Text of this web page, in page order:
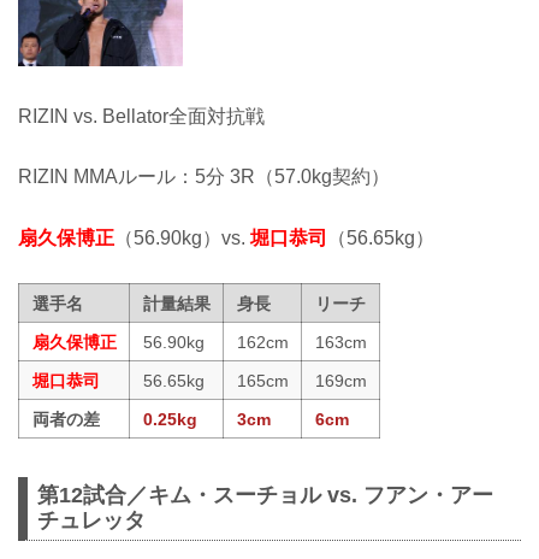
RIZIN vs. Bellator全面対抗戦
RIZIN MMAルール：5分 3R（57.0kg契約）
扇久保博正 （56.90kg）vs. 堀口恭司 （56.65kg）
選手名 計量結果 身長
リーチ
扇久保博正
56.90kg 162cm
163cm
堀口恭司
56.65kg 165cm
169cm
両者の差
0.25kg 3cm 6cm
第12試合／キム・スーチョル vs. フアン・アー
チュレッタ